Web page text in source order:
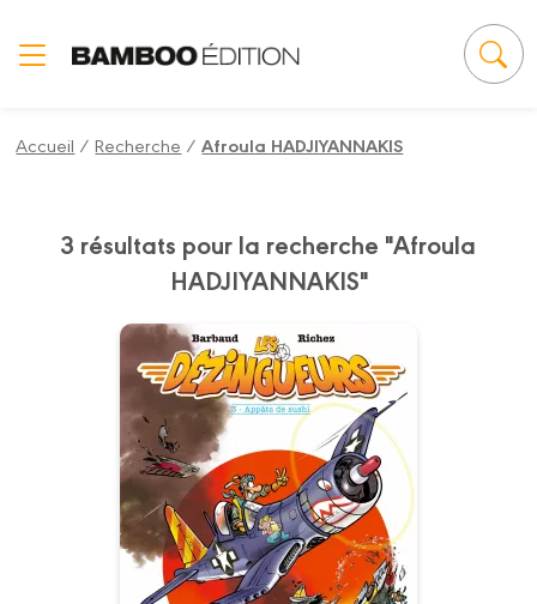
Accueil /Recherche /Afroula HADJIYANNAKIS
3 résultats pour la recherche "Afroula
HADJIYANNAKIS"
Les Dézingueurs
Tome 03
Date de parution :
29/05/2013
Autres tomes